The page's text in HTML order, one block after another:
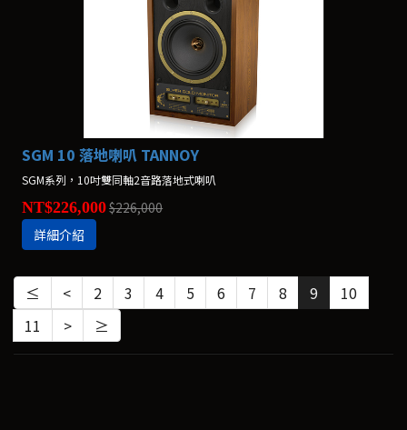
SGM 10 落地喇叭 TANNOY
SGM系列，10吋雙同軸2音路落地式喇叭
NT$226,000$226,000
詳細介紹
≤ < 2 3 4 5 6 7 8 9
10
11
> ≥